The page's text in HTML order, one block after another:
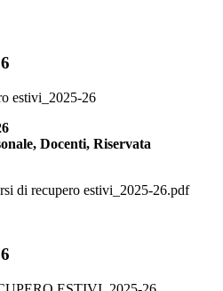
estivi_2025-26
Docenti, Riservata
di recupero estivi_2025-26.pdf